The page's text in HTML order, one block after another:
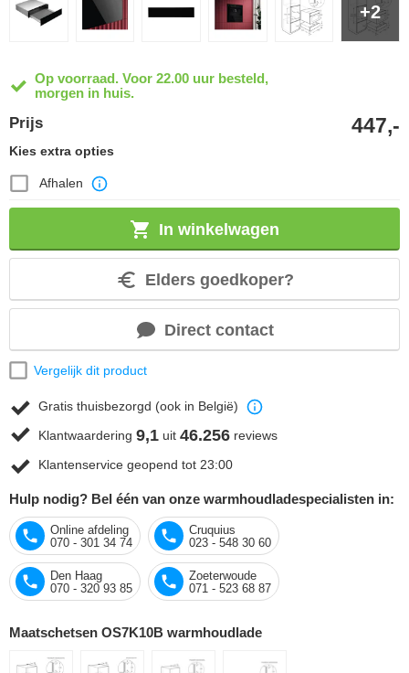
+2
Op voorraad. Voor 22.00 uur besteld,
morgen in huis.
Prijs 447,-
Kies extra opties
Afhalen
In winkelwagen
Elders goedkoper?
Direct contact
Vergelijk dit product
Gratis thuisbezorgd (ook in België)
Klantwaardering 9,1 uit 46.256 reviews
Klantenservice geopend tot 23:00
Hulp nodig? Bel één van onze warmhoudladespecialisten in:
Online afdeling
070 - 301 34 74
Cruquius
023 - 548 30 60
Den Haag
070 - 320 93 85
Zoeterwoude
071 - 523 68 87
Maatschetsen OS7K10B warmhoudlade